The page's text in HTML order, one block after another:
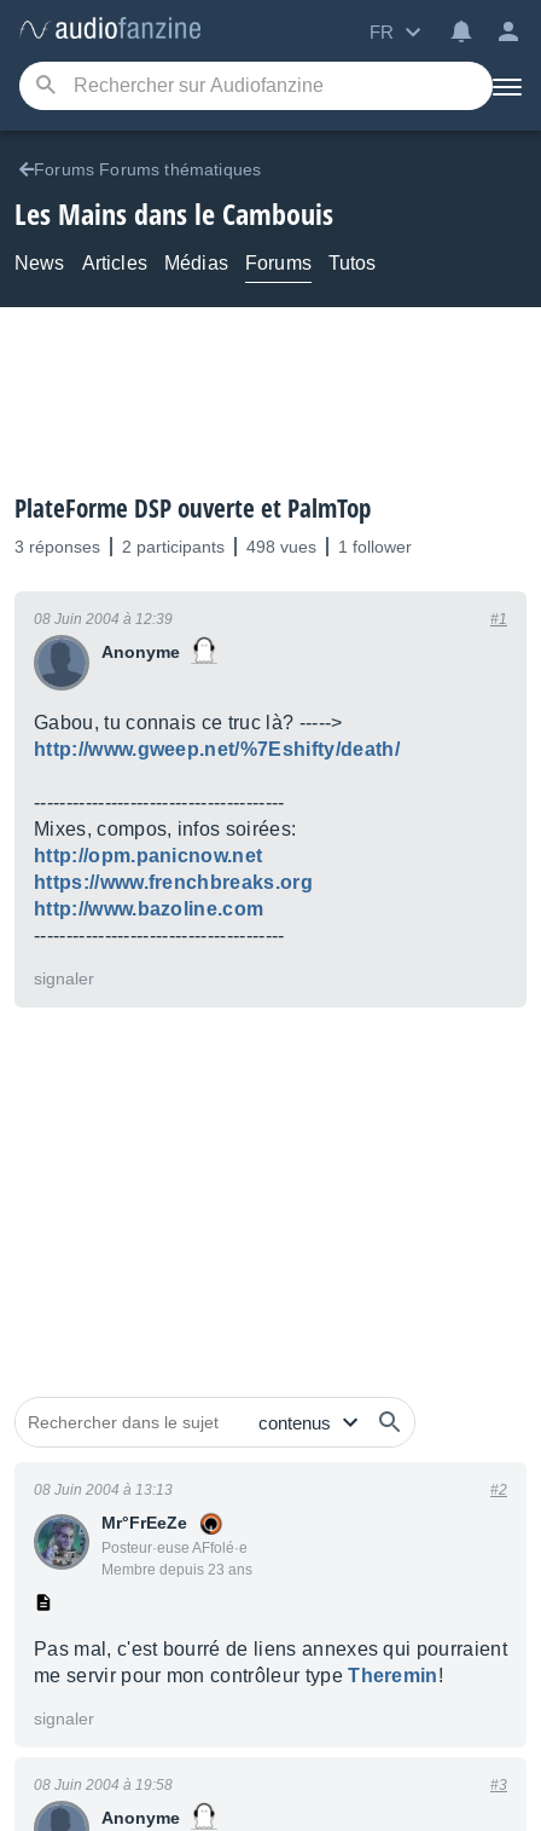
FR
Forums Forums thématiques
Les Mains dans le Cambouis
News Articles Médias Forums Tutos
PlateForme DSP ouverte et PalmTop
3 réponses 2 participants 498 vues 1 follower
Anonyme
08 Juin 2004 à 12:39 #1
Gabou, tu connais ce truc là? ----->
http://www.gweep.net/%7Eshifty/death/
---------------------------------------
Mixes, compos, infos soirées:
http://opm.panicnow.net
https://www.frenchbreaks.org
http://www.bazoline.com
---------------------------------------
signaler
Mr°FrEeZe
Posteur·euse AFfolé·e
Membre depuis 23 ans
08 Juin 2004 à 13:13 #2
Pas mal, c'est bourré de liens annexes qui pourraient
me servir pour mon contrôleur typeTheremin!
signaler
Anonyme
08 Juin 2004 à 19:58 #3